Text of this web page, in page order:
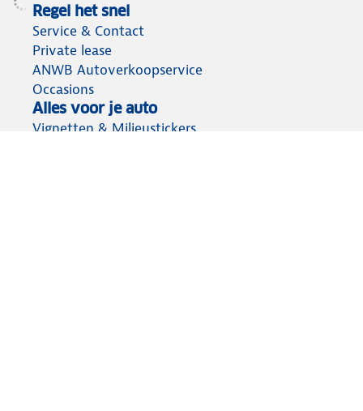
Regel het snel
Service & Contact
Private lease
ANWB Autoverkoopservice
Occasions
Alles voor je auto
Vignetten & Milieustickers